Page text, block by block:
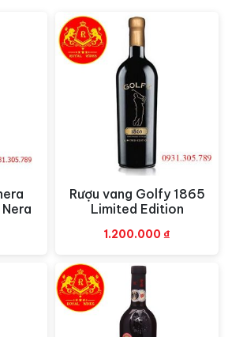
sử dụng duy nhất có giống nho
Bordeaux làm nguyên liệu chính
tay khéo léo cùng sự nhiệt huyết
rượu vang lâu năm, giàu kinh
phương thức làm rượu độc đáo đã
khi xuất xưởng đạt tới sự hoàn
Màu đỏ đậm
chan chứa sự ngọt ngào, thơm
các món nướng như thịt cừu, thịt bò…
vời nhất để thưởng thức rượu
Xem nhanh
Rượu vang Golfy 1865
Limited Edition
1.200.000 ₫